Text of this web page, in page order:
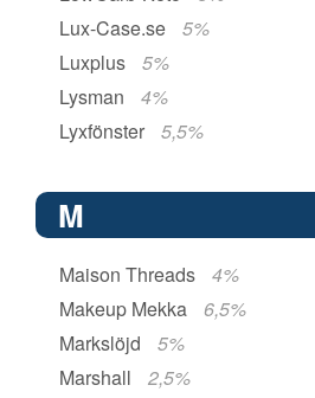
Lux-Case.se
5%
Luxplus
5%
Lysman
4%
Lyxfönster
5,5%
M
Maison Threads
4%
Makeup Mekka
6,5%
Markslöjd
5%
Marshall
2,5%